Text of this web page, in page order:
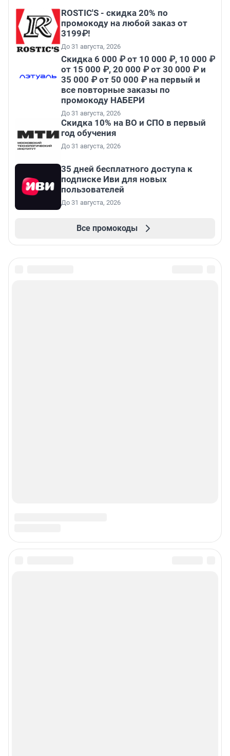
ROSTIC'S - скидка 20% по
промокоду на любой заказ от
3199₽!
До 31 августа, 2026
Скидка 6 000 ₽ от 10 000 ₽, 10 000 ₽
от 15 000 ₽, 20 000 ₽ от 30 000 ₽ и
35 000 ₽ от 50 000 ₽ на первый и
все повторные заказы по
промокоду НАБЕРИ
До 31 августа, 2026
Скидка 10% на ВО и СПО в первый
год обучения
До 31 августа, 2026
35 дней бесплатного доступа к
подписке Иви для новых
пользователей
До 31 августа, 2026
Все промокоды